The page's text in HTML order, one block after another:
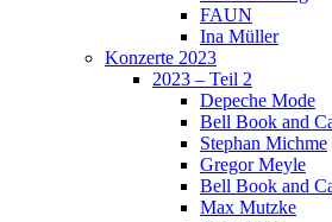
FAUN
Ina Müller
Konzerte 2023
2023 – Teil 2
Depeche Mode
Bell Book and
Stephan Michme
Gregor Meyle
Bell Book and
Max Mutzke